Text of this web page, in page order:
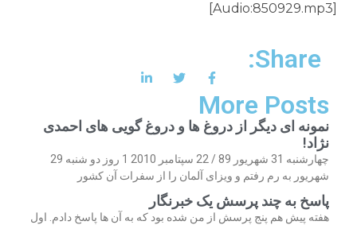
[Audio:850929.mp3]
Share:
More Posts
نمونه ای دیگر از دروغ ها و دروغ گویی های احمدی
نژاد!
چهارشنبه 31 شهریور 89 / 22 سپتامبر 2010 1 روز دو شنبه 29
شهریور به رم رفتم و ویزای آلمان را از سفرات آن کشور
پاسخ به چند پرسش یک خبرنگار
هفته پیش هم پنج پرسش از من شده بود که به آن ها پاسخ دادم. اول